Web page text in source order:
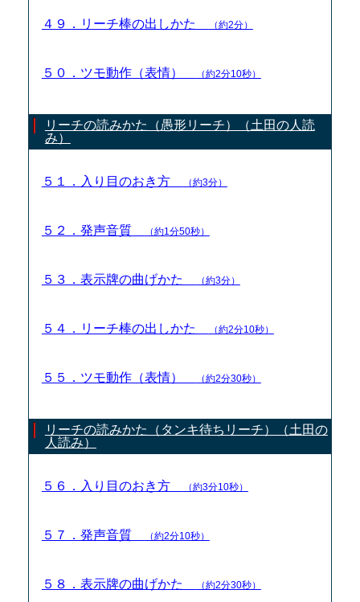
４９．リーチ棒の出しかた （約2分）
５０．ツモ動作（表情） （約2分10秒）
リーチの読みかた（愚形リーチ）（土田の人読
み）
５１．入り目のおき方 （約3分）
５２．発声音質 （約1分50秒）
５３．表示牌の曲げかた （約3分）
５４．リーチ棒の出しかた （約2分10秒）
５５．ツモ動作（表情） （約2分30秒）
リーチの読みかた（タンキ待ちリーチ）（土田の
人読み）
５６．入り目のおき方 （約3分10秒）
５７．発声音質 （約2分10秒）
５８．表示牌の曲げかた （約2分30秒）